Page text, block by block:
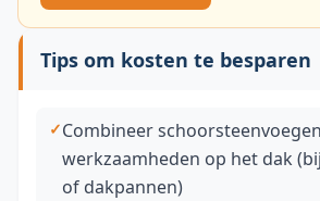
Tips om kosten te besparen
Combineer
werkzaamheden op het dak
of dakpannen)